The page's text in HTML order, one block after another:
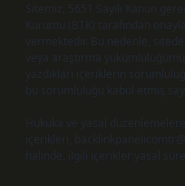
Sitemiz, 5651 Sayılı Kanun
Kurumu (BTK) tarafından
vermektedir. Bu nedenle,
veya araştırma
yazdıkları içeriklerin
bu sorumluluğu kabul etmiş
Hukuka ve yasal
içerikleri,
halinde, ilgili içerikler yasal